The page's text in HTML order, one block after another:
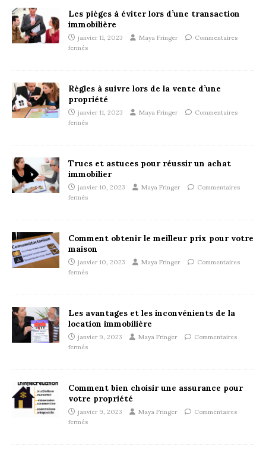
Les pièges à éviter lors d’une transaction
immobilière
janvier 11, 2023 Maya Fringer Commentaires
fermés
Règles à suivre lors de la vente d’une
propriété
janvier 11, 2023 Maya Fringer Commentaires
fermés
Trucs et astuces pour réussir un achat
immobilier
janvier 10, 2023 Maya Fringer Commentaires
fermés
Comment obtenir le meilleur prix pour votre
maison
janvier 10, 2023 Maya Fringer Commentaires
fermés
Les avantages et les inconvénients de la
location immobilière
janvier 9, 2023 Maya Fringer Commentaires
fermés
Comment bien choisir une assurance pour
votre propriété
janvier 9, 2023 Maya Fringer Commentaires
fermés